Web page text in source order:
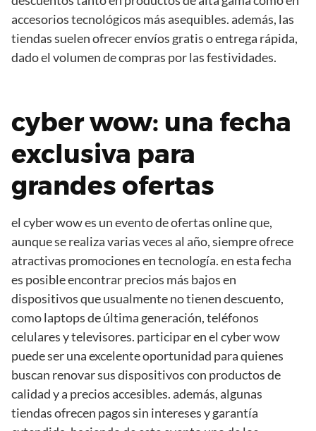
accesorios tecnológicos más asequibles. además, las
tiendas suelen ofrecer envíos gratis o entrega rápida,
dado el volumen de compras por las festividades.
cyber wow: una fecha
exclusiva para
grandes ofertas
el cyber wow es un evento de ofertas online que,
aunque se realiza varias veces al año, siempre ofrece
atractivas promociones en tecnología. en esta fecha
es posible encontrar precios más bajos en
dispositivos que usualmente no tienen descuento,
como laptops de última generación, teléfonos
celulares y televisores. participar en el cyber wow
puede ser una excelente oportunidad para quienes
buscan renovar sus dispositivos con productos de
calidad y a precios accesibles. además, algunas
tiendas ofrecen pagos sin intereses y garantía